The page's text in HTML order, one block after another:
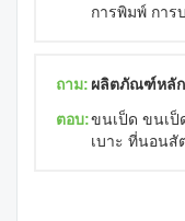
การพิมพ์ การ
ถาม: ผลิตภัณฑ์หลัก
ตอบ:ขนเป็ด ขนเ
เบาะ ที่นอนสั